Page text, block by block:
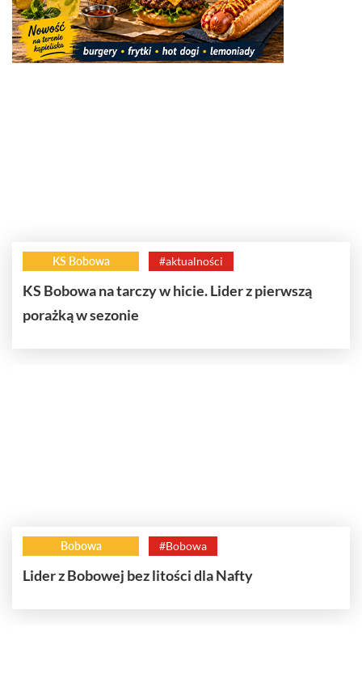
KS Bobowa #aktualności
KS Bobowa na tarczy w hicie. Lider z pierwszą
porażką w sezonie
Bobowa #Bobowa
Lider z Bobowej bez litości dla Nafty